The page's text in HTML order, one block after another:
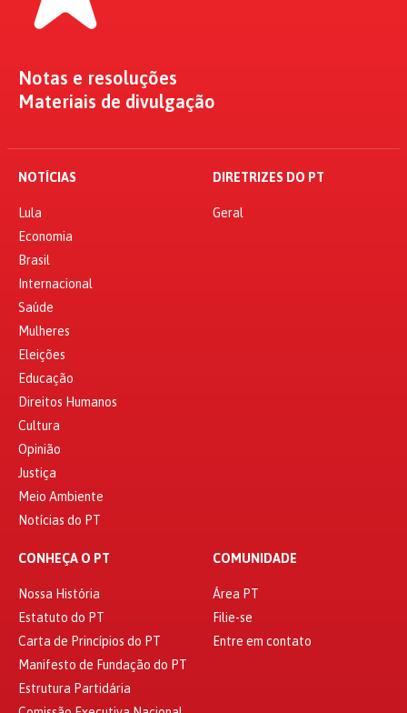
Notas e resoluções
Materiais de divulgação
NOTÍCIAS
Lula
Economia
Brasil
Internacional
Saúde
Mulheres
Eleições
Educação
Direitos Humanos
Cultura
Opinião
Justiça
Meio Ambiente
Notícias do PT
DIRETRIZES DO PT
Geral
CONHEÇA O PT
Nossa História
Estatuto do PT
Carta de Princípios do PT
Manifesto de Fundação do PT
Estrutura Partidária
COMUNIDADE
Área PT
Filie-se
Entre em contato